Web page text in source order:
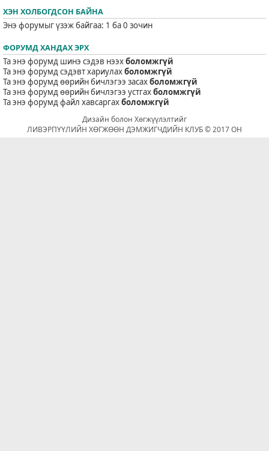
ХЭН ХОЛБОГДСОН БАЙНА
Энэ форумыг үзэж байгаа: 1 ба 0 зочин
ФОРУМД ХАНДАХ ЭРХ
Та энэ форумд шинэ сэдэв нээхболомжгүй
Та энэ форумд сэдэвт хариулахболомжгүй
Та энэ форумд өөрийн бичлэгээ засахболомжгүй
Та энэ форумд өөрийн бичлэгээ устгахболомжгүй
Та энэ форумд файл хавсаргахболомжгүй
Дизайн болон Хөгжүүлэлтийг
ЛИВЭРПҮҮЛИЙН ХӨГЖӨӨН ДЭМЖИГЧДИЙН КЛУБ © 2017 ОН